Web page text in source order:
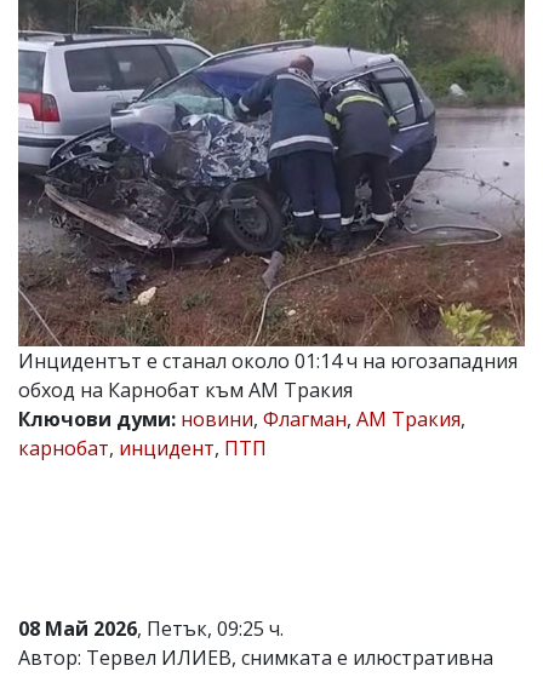
Управители:
Веселин
Василев,
email:
v.vasilev@flagman.bg
Катя
Касабова,
еmail:k.kassabova@flagman.bg
Главен
редактор:
Иван
Колев,
email:
office@flagman.bg
Коментарите
под
статиите
носи
отговорност
Инцидентът е станал около 01:14 ч на югозападния
обход на Карнобат към АМ Тракия
Ключови думи: новини, Флагман, АМ Тракия,
карнобат, инцидент, ПТП
08 Май 2026, Петък, 09:25 ч.
Автор: Тервел ИЛИЕВ, снимката е илюстративна